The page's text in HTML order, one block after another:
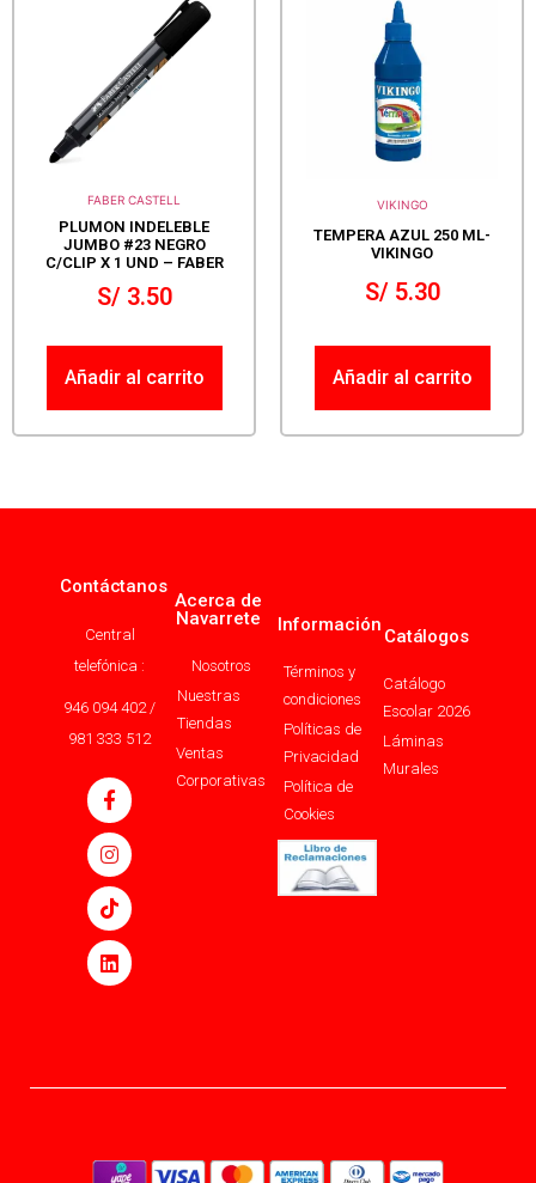
FABER CASTELL
PLUMON INDELEBLE
JUMBO #23 NEGRO
C/CLIP X 1 UND – FABER
S/3.50
Añadir al carrito
VIKINGO
TEMPERA AZUL 250 ML-
VIKINGO
S/5.30
Añadir al carrito
Contáctanos
Central
telefónica :
946 094 402 /
981 333 512
Acerca de
Navarrete
Nosotros
Nuestras
Tiendas
Ventas
Corporativas
Información
Términos y
condiciones
Políticas de
Privacidad
Política de
Cookies
Catálogos
Catálogo
Escolar 2026
Láminas
Murales